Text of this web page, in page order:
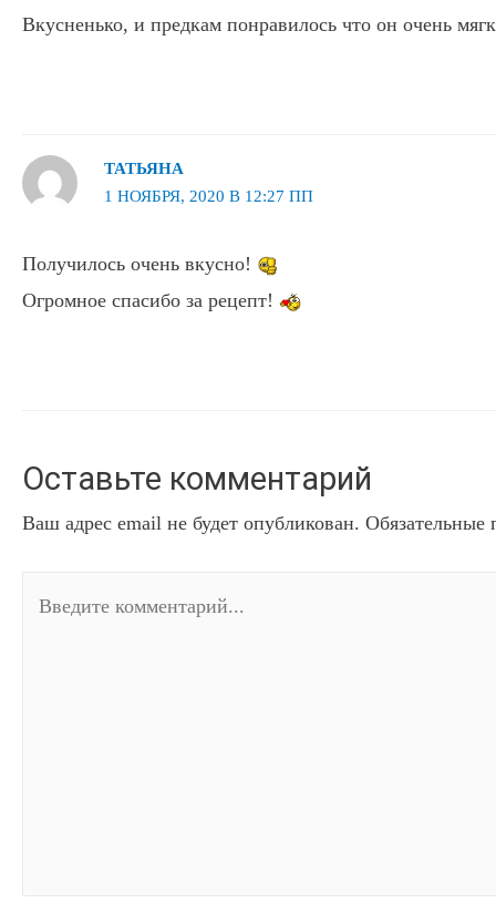
Вкусненько, и предкам понравилось что он очень
ТАТЬЯНА
1 НОЯБРЯ, 2020 В 12:27 ПП
Получилось очень вкусно!
Огромное спасибо за рецепт!
Оставьте комментарий
Ваш адрес email не будет опубликован.